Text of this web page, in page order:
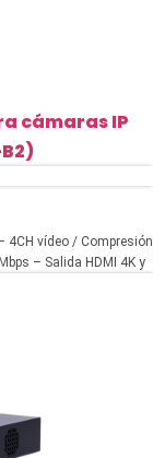
cámaras IP
4CH vídeo / Compresión
– Salida HDMI 4K y